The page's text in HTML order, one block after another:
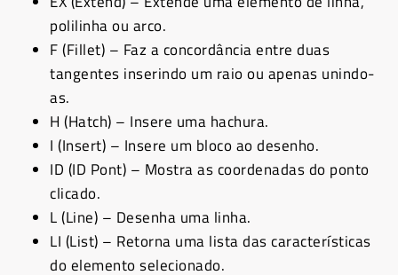
polilinha ou arco.
F (Fillet) – Faz a concordância entre duas
tangentes inserindo um raio ou apenas unindo-
as.
H (Hatch) – Insere uma hachura.
I (Insert) – Insere um bloco ao desenho.
ID (ID Pont) – Mostra as coordenadas do ponto
clicado.
L (Line) – Desenha uma linha.
LI (List) – Retorna uma lista das características
do elemento selecionado.